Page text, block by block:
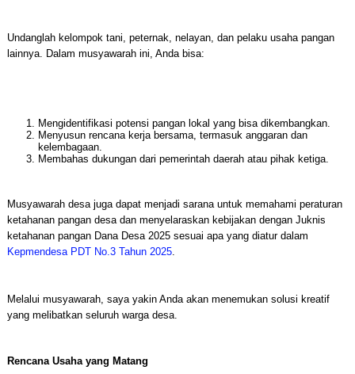
Undanglah kelompok tani, peternak, nelayan, dan pelaku usaha pangan
lainnya. Dalam musyawarah ini, Anda bisa:
Mengidentifikasi potensi pangan lokal yang bisa dikembangkan.
Menyusun rencana kerja bersama, termasuk anggaran dan
kelembagaan.
Membahas dukungan dari pemerintah daerah atau pihak ketiga.
Musyawarah desa juga dapat menjadi sarana untuk memahami peraturan
ketahanan pangan desa dan menyelaraskan kebijakan dengan Juknis
ketahanan pangan Dana Desa 2025 sesuai apa yang diatur dalam
Kepmendesa PDT No.3 Tahun 2025.
Melalui musyawarah, saya yakin Anda akan menemukan solusi kreatif
yang melibatkan seluruh warga desa.
Rencana Usaha yang Matang